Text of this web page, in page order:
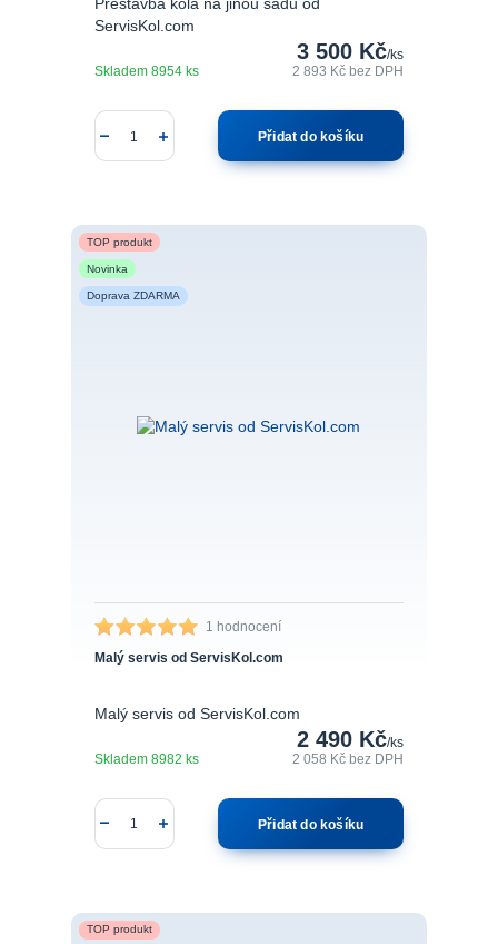
Přestavba kola na jinou sadu od
ServisKol.com
3 500 Kč/ks
2 893 Kč bez DPH
Skladem 8954 ks
Přidat do košíku
TOP produkt
Novinka
Doprava ZDARMA
1 hodnocení
Malý servis od ServisKol.com
Malý servis od ServisKol.com
2 490 Kč/ks
2 058 Kčbez DPH
Skladem 8982 ks
Přidat do košíku
TOP produkt